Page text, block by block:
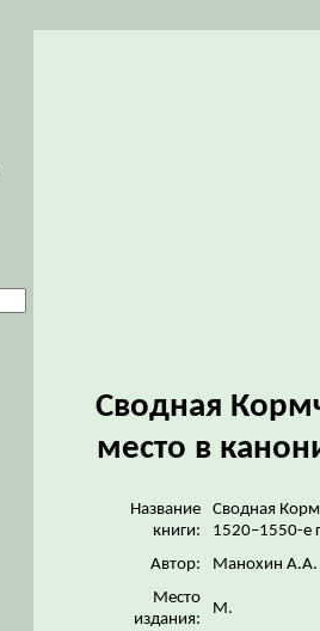
Сводная
место в
Название
книги:
Сводная
1520–1550-е
Автор:
Манохин А.А.
Место
издания:
М.